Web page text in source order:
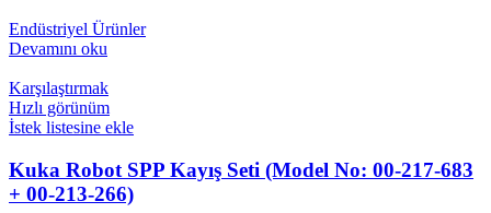
Endüstriyel Ürünler
Devamını oku
Karşılaştırmak
Hızlı görünüm
İstek listesine ekle
Kuka Robot SPP Kayış Seti (Model No: 00-217-683
+ 00-213-266)